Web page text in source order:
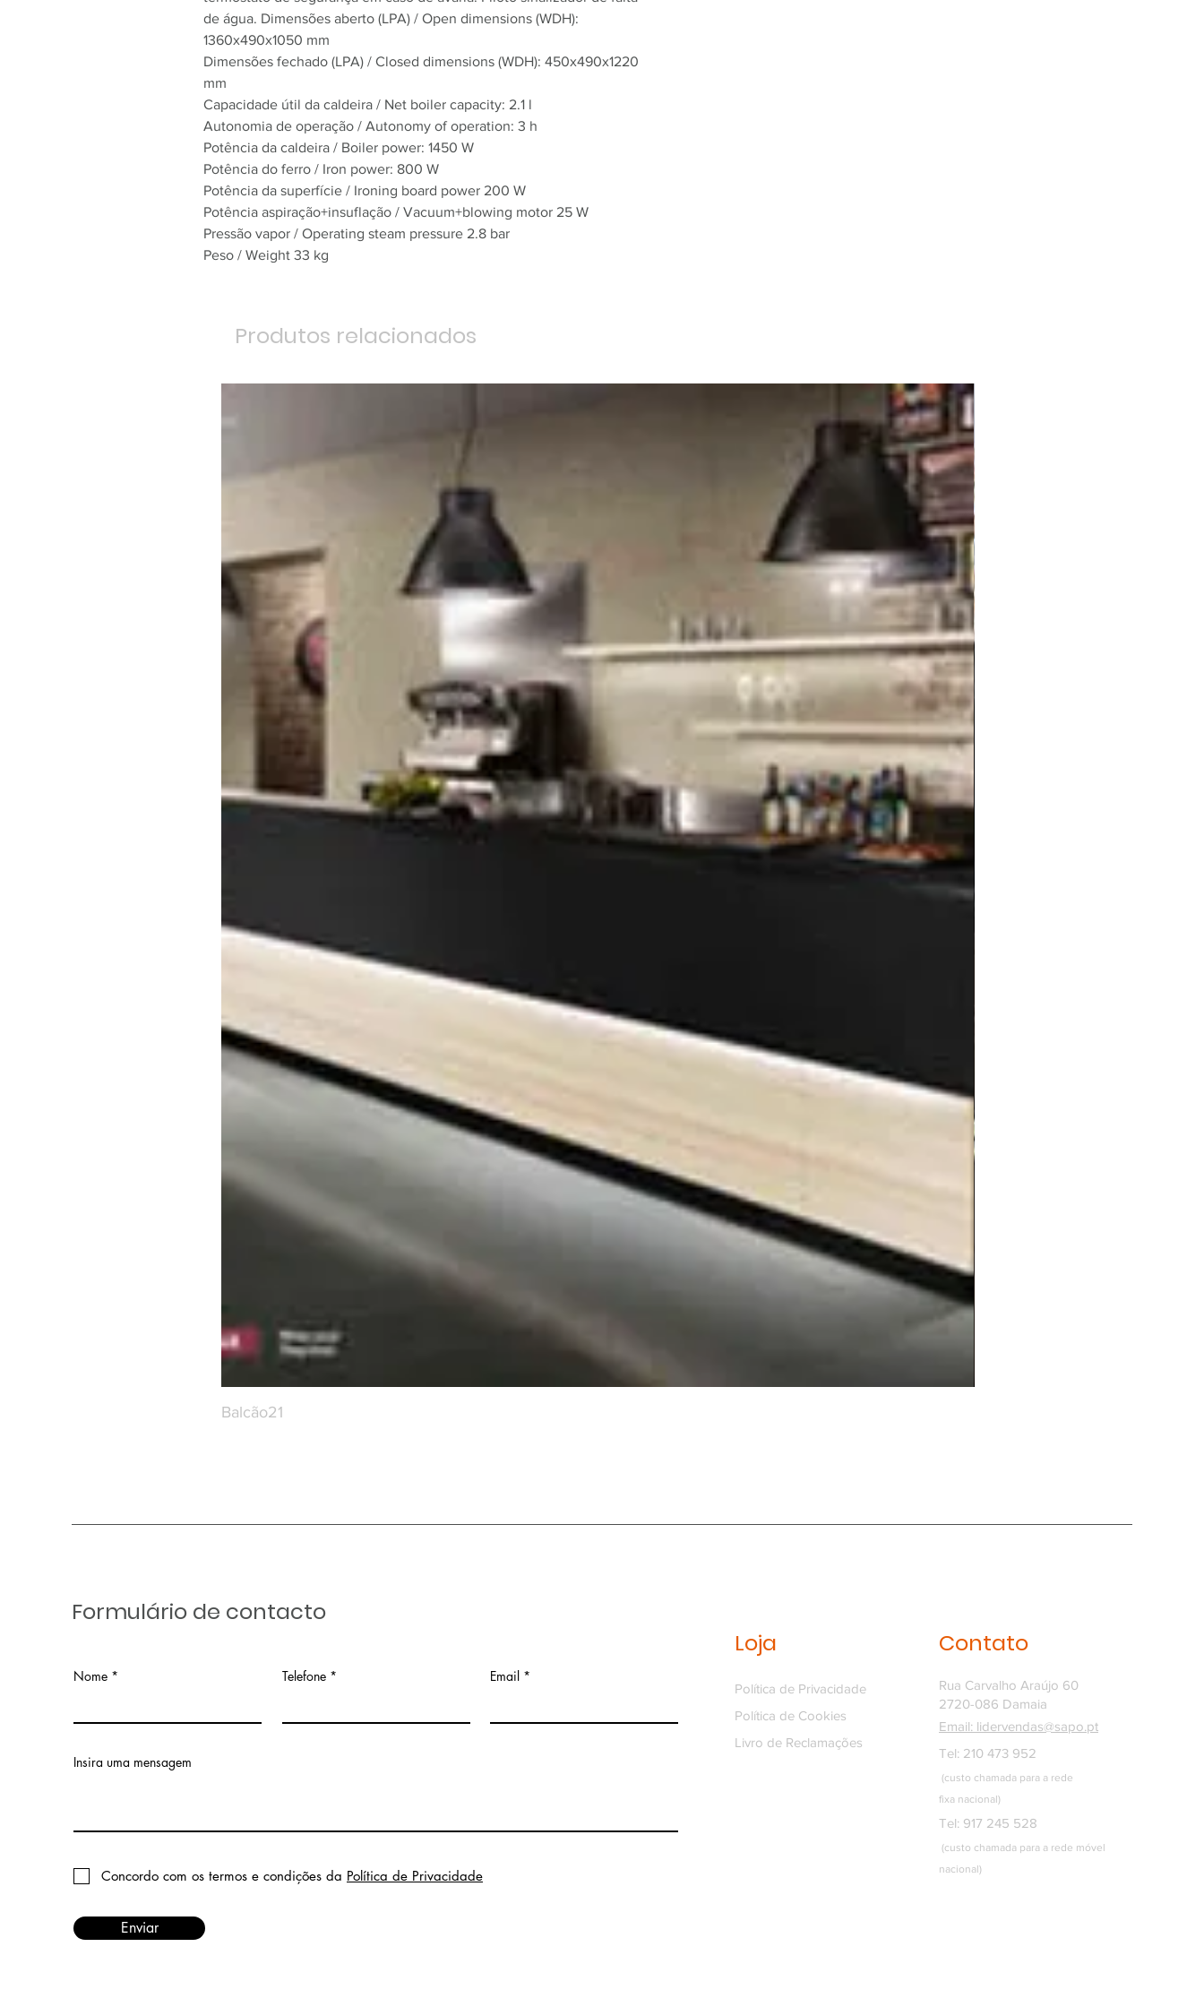
de água. Dimensões aberto (LPA) / Open dimensions (WDH):
1360x490x1050 mm
Dimensões fechado (LPA) / Closed dimensions (WDH): 450x490x1220
mm
Capacidade útil da caldeira / Net boiler capacity: 2.1 l
Autonomia de operação / Autonomy of operation: 3 h
Potência da caldeira / Boiler power: 1450 W
Potência do ferro / Iron power: 800 W
Potência da superfície / Ironing board power 200 W
Potência aspiração+insuflação / Vacuum+blowing motor 25 W
Pressão vapor / Operating steam pressure 2.8 bar
Peso / Weight 33 kg
Produtos relacionados
Balcão21
Formulário de contacto
Nome Telefone Email
Insira uma mensagem
Concordo com os termos e condições da Política de Privacidade
Enviar
Loja
Política de Privacidade
Política de Cookies
Livro de Reclamações
Contato
Rua Carvalho Araújo 60
2720-086 Damaia
Email: lidervendas@sapo.pt
Tel: 210 473 952
(custo chamada para a rede
fixa nacional)
Tel: 917 245 528
(custo chamada para a rede móvel
nacional)